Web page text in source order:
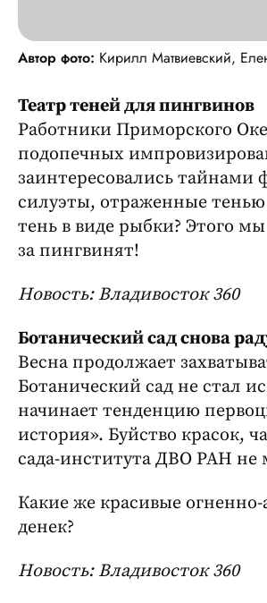
Автор фото: Кирилл Матвиевский,
Театр теней для пингвинов
Работники Приморского
подопечных
заинтересовались тайнами
силуэты, отраженные
тень в виде рыбки? Этого
за пингвинят!
Новость: Владивосток 360
Ботанический сад снова
Весна продолжает
Ботанический сад не стал
начинает тенденцию
история». Буйство красок,
сада-института ДВО РАН не
Какие же красивые
денек?
Новость: Владивосток 360